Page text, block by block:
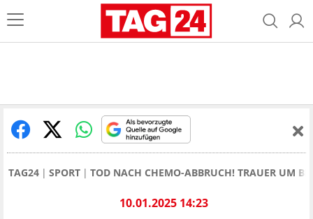
TAG24 SPORT TOD NACH CHEMO-ABBRUCH! TRAUER UM
10.01.2025 14:23